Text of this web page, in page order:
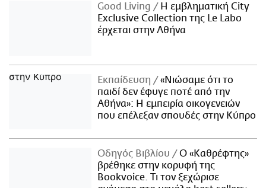
Good Living
Η εμβληματική City
Exclusive Collection της Le Labo
έρχεται στην Αθήνα
Εκπαίδευση
«Νιώσαμε ότι το
παιδί δεν έφυγε ποτέ από την
Αθήνα»: Η εμπειρία οικογενειών
που επέλεξαν σπουδές στην Κύπρο
Οδηγός Βιβλίου
Ο «Καθρέφτης»
βρέθηκε στην κορυφή της
Bookvoice. Τι τον ξεχώρισε